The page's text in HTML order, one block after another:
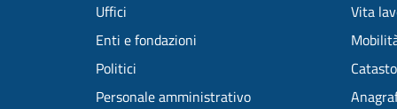
Uffici
Enti e fondazioni
Politici
Personale amministrativo
Vita